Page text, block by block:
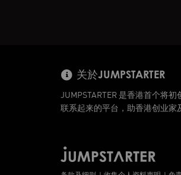
关於JUMPSTARTER
JUMPSTARTER 是香港首个将
联系起来的平台，助香港创业家